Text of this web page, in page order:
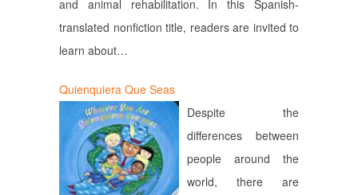
and animal rehabilitation. In this Spanish-
translated nonfiction title, readers are invited to
learn about…
Quienquiera Que Seas
Despite the
differences between
people around the
world, there are